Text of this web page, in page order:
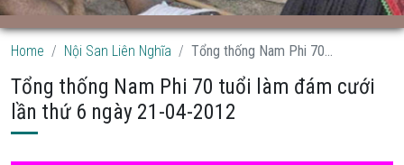
Home Nội San Liên Nghĩa Tổng thống Nam Phi 70...
Tổng thống Nam Phi 70 tuổi làm đám cưới
lần thứ 6 ngày 21-04-2012